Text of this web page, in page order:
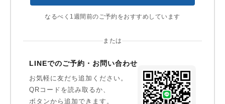
なるべく1週間前のご予約をおすすめしています
または
LINEでのご予約・お問い合わせ
お気軽に友だち追加ください。
QRコードを読み取るか、
ボタンから追加できます。